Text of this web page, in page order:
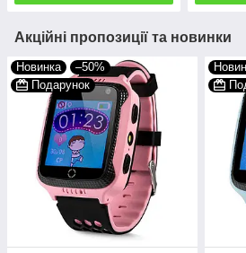
Акційні пропозиції та новинки
Новинка
–50%
Подарунок